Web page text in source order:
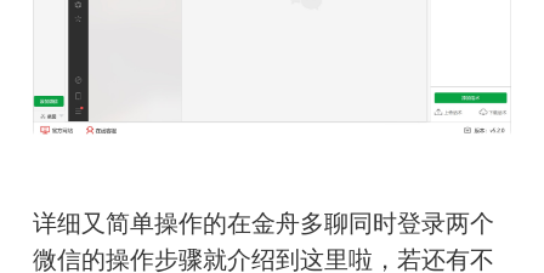
详细又简单操作的在金舟多聊同时登录两个
微信的操作步骤就介绍到这里啦，若还有不